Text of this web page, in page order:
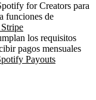
for Creators para
funciones de
los requisitos
pagos mensuales
Payouts